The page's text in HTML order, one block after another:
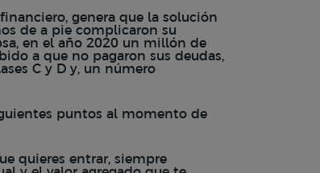
genera que la solución
de a pie complicaron su
en el año 2020 un millón de
a que no pagaron sus deudas,
C y D y, un número
puntos al momento de
quieres entrar, siempre